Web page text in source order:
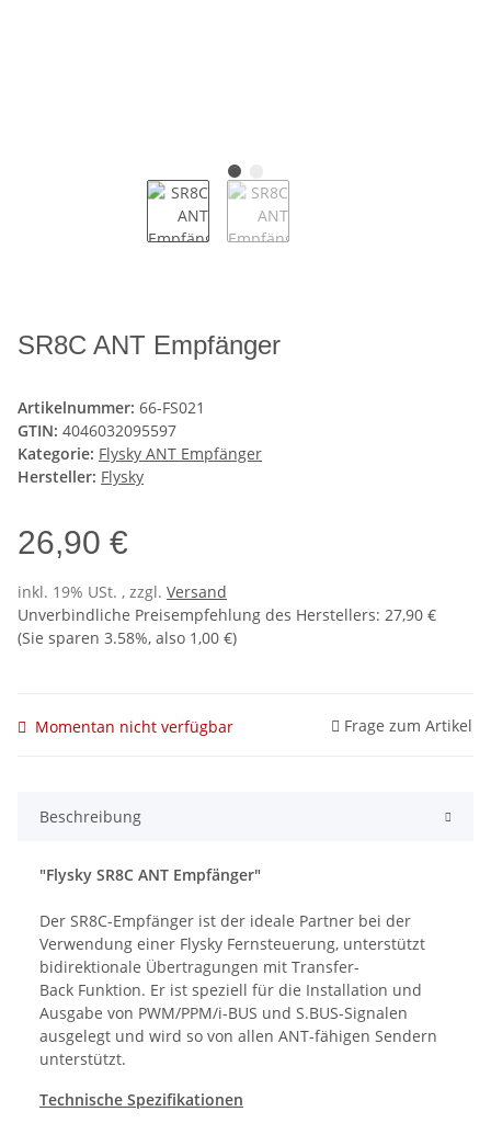
SR8C ANT Empfänger
Artikelnummer: 66-FS021
GTIN: 4046032095597
Kategorie: Flysky ANT Empfänger
Hersteller: Flysky
26,90 €
inkl. 19% USt. , zzgl. Versand
Unverbindliche Preisempfehlung des Herstellers: 27,90 €
(Sie sparen 3.58%, also 1,00 €)
Momentan nicht verfügbar Frage zum Artikel
Beschreibung
"Flysky SR8C ANT Empfänger"
Der SR8C-Empfänger ist der ideale Partner bei der
Verwendung einer Flysky Fernsteuerung, unterstützt
bidirektionale Übertragungen mit Transfer-
Back Funktion. Er ist speziell für die Installation und
Ausgabe von PWM/PPM/i-BUS und S.BUS-Signalen
ausgelegt und wird so von allen ANT-fähigen Sendern
unterstützt.
Technische Spezifikationen